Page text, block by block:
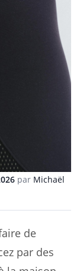
par Michaël
de
par des